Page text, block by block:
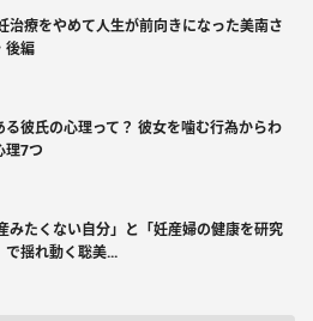
治療をやめて人生が前向きになった美南さ
後編
る彼氏の心理って？ 彼女を噛む行為からわ
理7つ
みたくない自分」と「妊産婦の健康を研究
で揺れ動く聡美...